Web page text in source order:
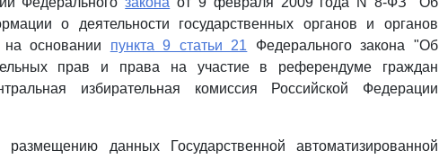
о деятельности государственных органов и органов
на основании пункта 9 статьи 21 Федерального закона "Об
прав и права на участие в референдуме граждан
избирательная комиссия Российской Федерации
данных Государственной автоматизированной